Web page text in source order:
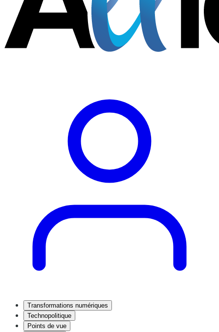
Transformations numériques
Technopolitique
Points de vue